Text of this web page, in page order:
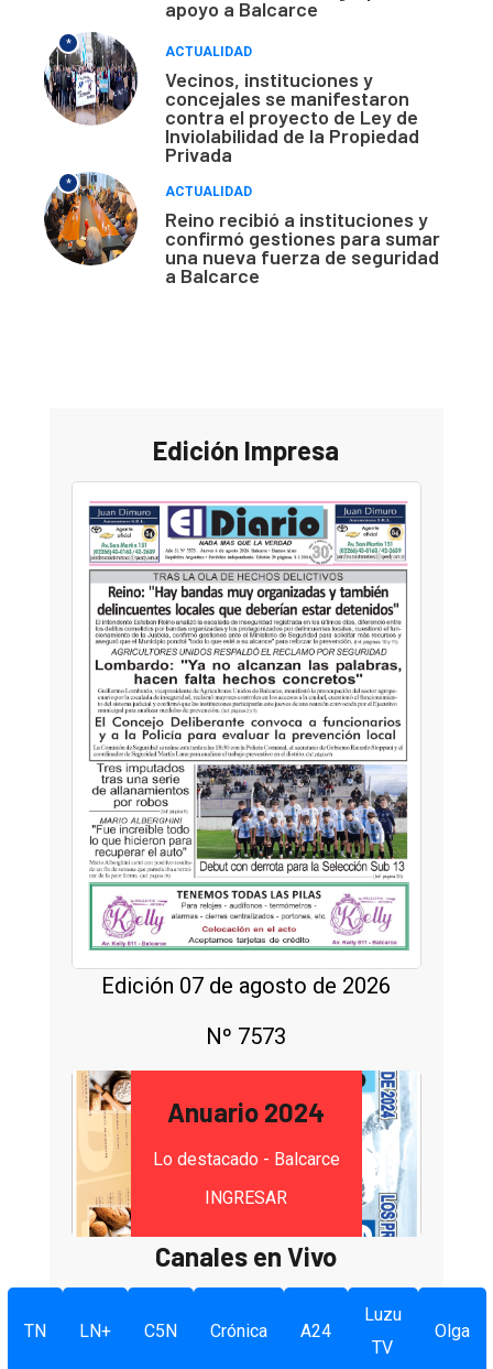
apoyo a Balcarce
*
ACTUALIDAD
Vecinos, instituciones y
concejales se manifestaron
contra el proyecto de Ley de
Inviolabilidad de la Propiedad
Privada
*
ACTUALIDAD
Reino recibió a instituciones y
confirmó gestiones para sumar
una nueva fuerza de seguridad
a Balcarce
Edición Impresa
Edición 07 de agosto de 2026
Nº 7573
Anuario 2024
Lo destacado - Balcarce
INGRESAR
Canales en Vivo
TN LN+ C5N Crónica A24
Luzu
TV
Olga